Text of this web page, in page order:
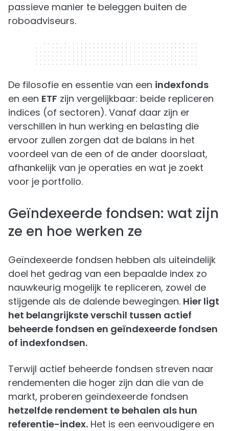
passieve manier te beleggen buiten de
roboadviseurs.
320 x 50
De filosofie en essentie van een indexfonds
en een ETF zijn vergelijkbaar: beide repliceren
indices (of sectoren). Vanaf daar zijn er
verschillen in hun werking en belasting die
ervoor zullen zorgen dat de balans in het
voordeel van de een of de ander doorslaat,
afhankelijk van je operaties en wat je zoekt
voor je portfolio.
Geïndexeerde fondsen: wat zijn
ze en hoe werken ze
Geïndexeerde fondsen hebben als uiteindelijk
doel het gedrag van een bepaalde index zo
nauwkeurig mogelijk te repliceren, zowel de
stijgende als de dalende bewegingen. Hier ligt
het belangrijkste verschil tussen actief
beheerde fondsen en geïndexeerde fondsen
of indexfondsen.
Terwijl actief beheerde fondsen streven naar
rendementen die hoger zijn dan die van de
markt, proberen geïndexeerde fondsen
hetzelfde rendement te behalen als hun
referentie-index. Het is een eenvoudigere en